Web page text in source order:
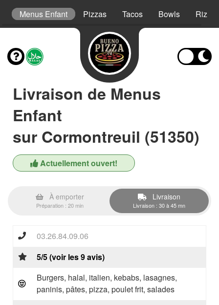
Menus Enfant Pizzas Tacos Bowls Riz
Livraison de Menus
Enfant
sur Cormontreuil (51350)
Actuellement ouvert!
À emporter
Préparation : 20 min
Livraison
Livraison : 30 à 45 mn
03.26.84.09.06
5/5 (voir les 9 avis)
Burgers, halal, italien, kebabs, lasagnes,
paninis, pâtes, pizza, poulet frit, salades